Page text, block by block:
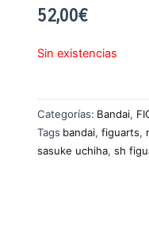
52,00€
Sin existencias
Categorías: Bandai,
Tags bandai, figuarts,
sasuke uchiha, sh